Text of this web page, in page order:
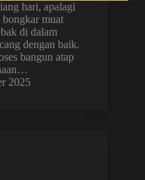
hari, apalagi
muat
di dalam
dengan baik.
bangun atap
2025